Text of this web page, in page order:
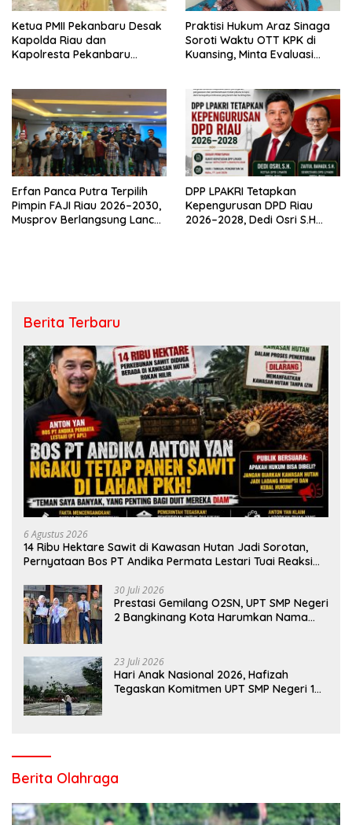
Ketua PMII Pekanbaru Desak
Kapolda Riau dan
Kapolresta Pekanbaru
Sekretaris PKC PMII Riau
Praktisi Hukum Araz Sinaga
Soroti Waktu OTT KPK di
Kuansing, Minta Evaluasi
Erfan Panca Putra Terpilih
Pimpin FAJI Riau 2026–2030,
Musprov Berlangsung Lancar
DPP LPAKRI Tetapkan
Kepengurusan DPD Riau
2026–2028, Dedi Osri S.H
Berita Terbaru
6 Agustus 2026
14 Ribu Hektare Sawit di Kawasan Hutan Jadi Sorotan,
Pernyataan Bos PT Andika Permata Lestari Tuai Reaksi
30 Juli 2026
Prestasi Gemilang O2SN, UPT SMP Negeri
2 Bangkinang Kota Harumkan Nama
23 Juli 2026
Hari Anak Nasional 2026, Hafizah
Tegaskan Komitmen UPT SMP Negeri 1
Berita Olahraga